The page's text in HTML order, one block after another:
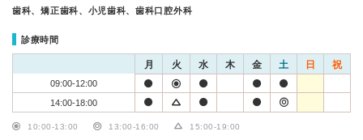
歯科、矯正歯科、小児歯科、歯科口腔外科
診療時間
月 火 水 木 金 土 日 祝
09:00-12:00
14:00-18:00
10:00-13:00 13:00-16:00 15:00-19:00